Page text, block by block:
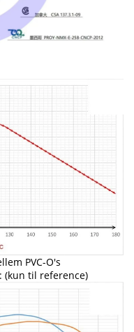
PVC-O's
(kun til reference)